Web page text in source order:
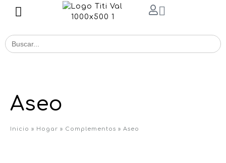
Buscar
for:
Aseo
Inicio » Hogar » Complementos » Aseo